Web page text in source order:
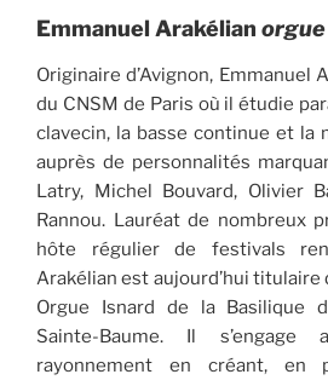
Emmanuel Arakélian orgue
Originaire d’Avignon, Emmanuel
du CNSM de Paris où il étudie
clavecin, la basse continue et la
auprès de personnalités
Latry, Michel Bouvard, Olivier
Rannou. Lauréat de nombreux
hôte régulier de festivals
Arakélian est aujourd’hui titulaire
Orgue Isnard de la Basilique
Sainte-Baume. Il
rayonnement en créant, en